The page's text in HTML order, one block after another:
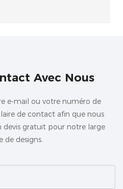
Avec Nous
e-mail ou votre numéro de
de contact afin que nous
devis gratuit pour notre large
de designs.